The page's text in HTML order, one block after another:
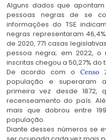
Alguns dados que
pessoas negras de se
informações do TSE
negras representaram
de 2020, 771 casas
pessoa negra; em 2022, o
inscritas chegou a 50,27% do
De acordo com o Censo
população e superaram
primeira vez desde 1872,
recenseamento do país.
mais que dobrou entre
população.
Diante desses números se